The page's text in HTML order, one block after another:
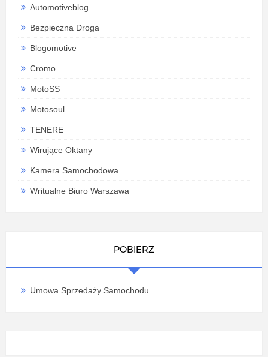
Automotiveblog
Bezpieczna Droga
Blogomotive
Cromo
MotoSS
Motosoul
TENERE
Wirujące Oktany
Kamera Samochodowa
Writualne Biuro Warszawa
POBIERZ
Umowa Sprzedaży Samochodu